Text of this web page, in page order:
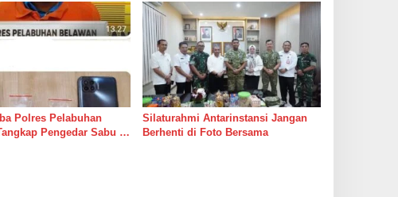
Polres Pelabuhan
Pengedar Sabu di
Silaturahmi Antarinstansi Jangan
Berhenti di Foto Bersama